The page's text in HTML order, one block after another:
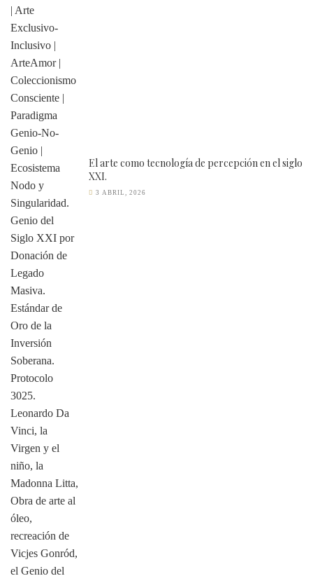
El arte como tecnología de percepción en el siglo
XXI.
3 ABRIL, 2026